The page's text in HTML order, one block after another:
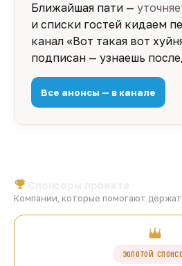
Ближайшая пати —
и списки гостей кидаем
канал «Вот такая вот
подписан — узнаешь
Все анонсы — в канале
Компании, которые помогают
ЗОЛОТОЙ